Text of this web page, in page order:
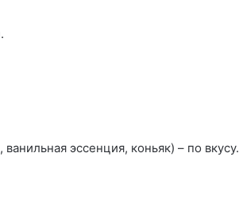
эссенция, коньяк) – по вкусу.